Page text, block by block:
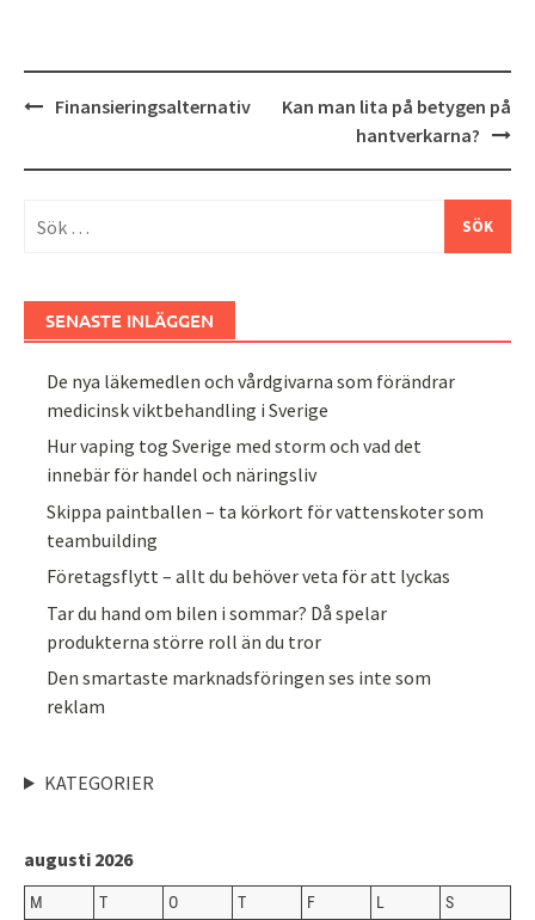
Inläggsnavigering
Finansieringsalternativ
Kan man lita på betygen på
hantverkarna?
efter:
SENASTE INLÄGGEN
De nya läkemedlen och vårdgivarna som förändrar
medicinsk viktbehandling i Sverige
Hur vaping tog Sverige med storm och vad det
innebär för handel och näringsliv
Skippa paintballen – ta körkort för vattenskoter som
teambuilding
Företagsflytt – allt du behöver veta för att lyckas
Tar du hand om bilen i sommar? Då spelar
produkterna större roll än du tror
Den smartaste marknadsföringen ses inte som
reklam
KATEGORIER
augusti 2026
M T O T F L S